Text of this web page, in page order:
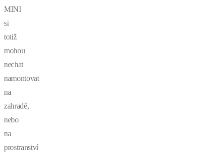
MINI
si
totiž
mohou
nechat
namontovat
na
zahradě,
nebo
na
prostranství